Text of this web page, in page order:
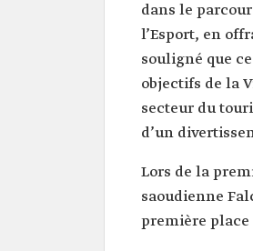
dans le
l’Esport, en
souligné que
objectifs de la
secteur du
d’un
Lors de la
saoudienne
première place